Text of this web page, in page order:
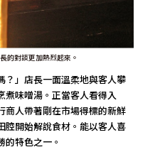
的對談更加熱烈起來。
？」店長一面溫柔地與客人攀
煮味噌湯。正當客人看得入
商人帶著剛在市場得標的新鮮
腔開始解說食材。能以客人喜
特色之一。